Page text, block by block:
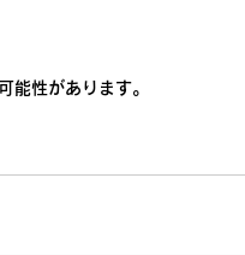
性があります。